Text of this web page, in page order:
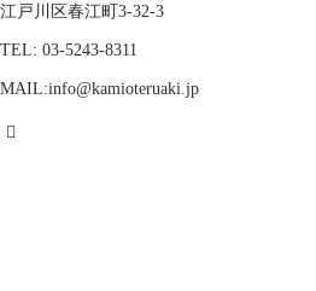
江戸川区春江町3-32-3
TEL: 03-5243-8311
MAIL:info@kamioteruaki.jp